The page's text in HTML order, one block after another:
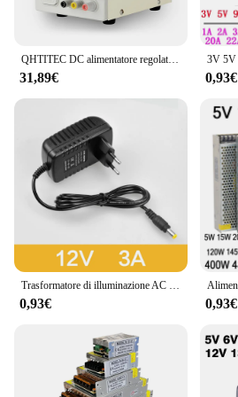
31,89€ 0,93€
0,93€ 0,93€